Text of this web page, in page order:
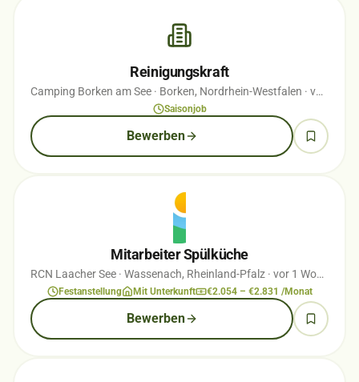
Reinigungskraft
Camping Borken am See · Borken, Nordrhein-Westfalen · vor 1 Wochen
Saisonjob
Bewerben
Mitarbeiter Spülküche
RCN Laacher See · Wassenach, Rheinland-Pfalz · vor 1 Wochen
Festanstellung Mit Unterkunft €2.054 – €2.831 /Monat
Bewerben